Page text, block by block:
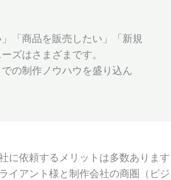
「商品を販売したい」「新規
ズはさまざまです。
の制作ノウハウを盛り込ん
に依頼するメリットは多数ありま
イアント様と制作会社の商圏（ビ